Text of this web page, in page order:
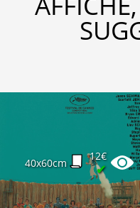
40x60cm
12€
✔